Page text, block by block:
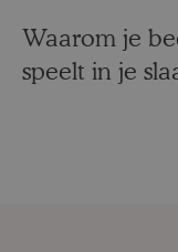
Waarom je
speelt in je